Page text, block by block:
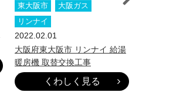
東大阪市
大阪ガス
リンナイ
2022.02.01
大阪府東大阪市 リンナイ 給湯
暖房機 取替交換工事
くわしく見る